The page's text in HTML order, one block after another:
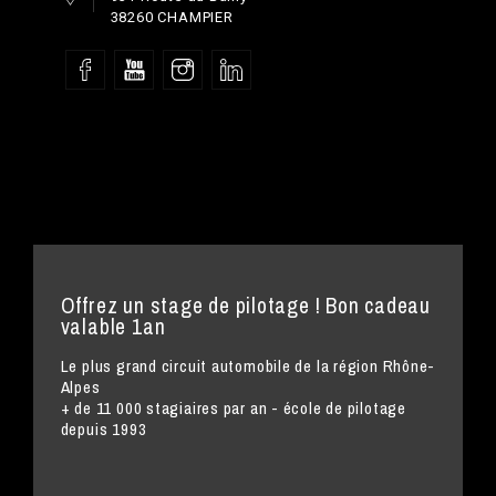
38260 CHAMPIER
Offrez un stage de pilotage ! Bon cadeau
valable 1an
Le plus grand circuit automobile de la région Rhône-
Alpes
+ de 11 000 stagiaires par an - école de pilotage
depuis 1993